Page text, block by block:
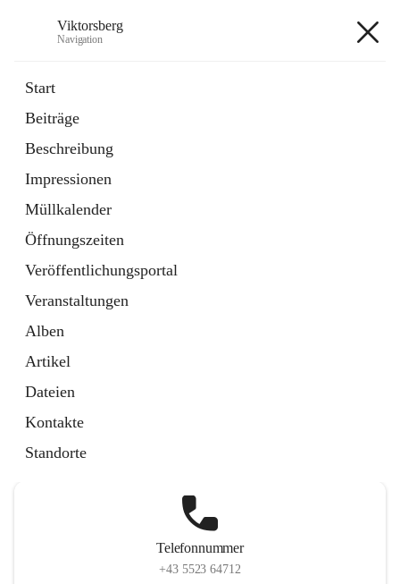
Viktorsberg
Navigation
Start
Beiträge
Beschreibung
Impressionen
Müllkalender
Öffnungszeiten
Veröffentlichungsportal
Veranstaltungen
Alben
Artikel
Dateien
Kontakte
Standorte
1 Schnellzugriff
Bürgerservice
10 Schnellzugriffe
Telefonnummer
+43 5523 64712